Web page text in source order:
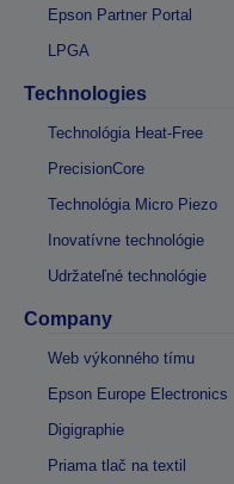
Epson Partner Portal
LPGA
Technologies
Technológia Heat-Free
PrecisionCore
Technológia Micro Piezo
Inovatívne technológie
Udržateľné technológie
Company
Web výkonného tímu
Epson Europe Electronics
Digigraphie
Priama tlač na textil